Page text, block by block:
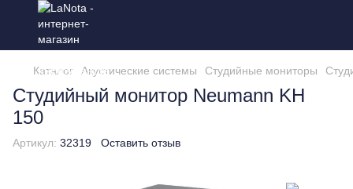
Каталог Акустические системы Студийные мониторы
Студийный монитор Neumann KH
150
Артикул: 32319 Оставить отзыв